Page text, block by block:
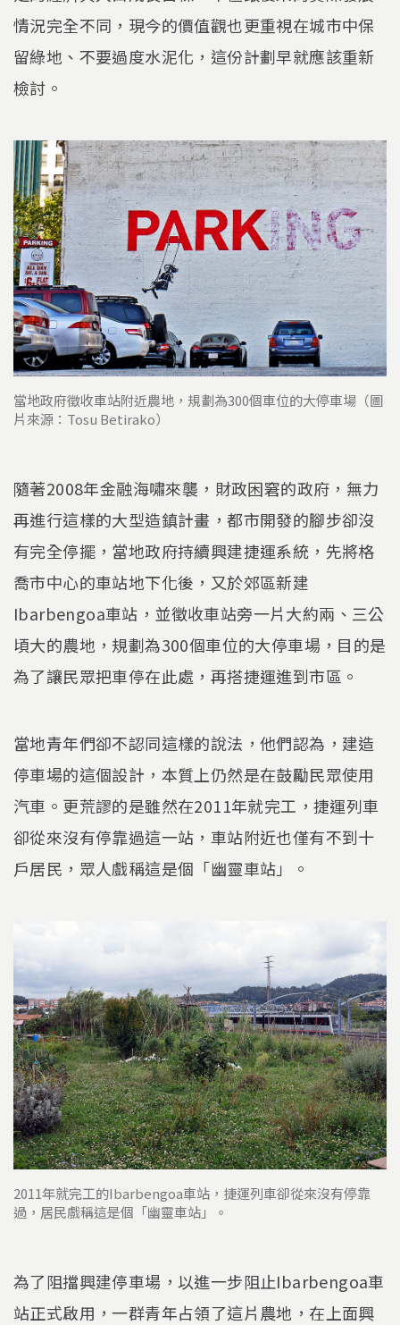
情況完全不同，現今的價值觀也更重視在城市中保
留綠地、不要過度水泥化，這份計劃早就應該重新
檢討。
當地政府徵收車站附近農地，規劃為300個車位的大停車場（圖
片來源：Tosu Betirako）
隨著2008年金融海嘯來襲，財政困窘的政府，無力
再進行這樣的大型造鎮計畫，都市開發的腳步卻沒
有完全停擺，當地政府持續興建捷運系統，先將格
喬市中心的車站地下化後，又於郊區新建
Ibarbengoa車站，並徵收車站旁一片大約兩、三公
頃大的農地，規劃為300個車位的大停車場，目的是
為了讓民眾把車停在此處，再搭捷運進到市區。
當地青年們卻不認同這樣的說法，他們認為，建造
停車場的這個設計，本質上仍然是在鼓勵民眾使用
汽車。更荒謬的是雖然在2011年就完工，捷運列車
卻從來沒有停靠過這一站，車站附近也僅有不到十
戶居民，眾人戲稱這是個「幽靈車站」。
2011年就完工的Ibarbengoa車站，捷運列車卻從來沒有停靠
過，居民戲稱這是個「幽靈車站」。
為了阻擋興建停車場，以進一步阻止Ibarbengoa車
站正式啟用，一群青年占領了這片農地，在上面興